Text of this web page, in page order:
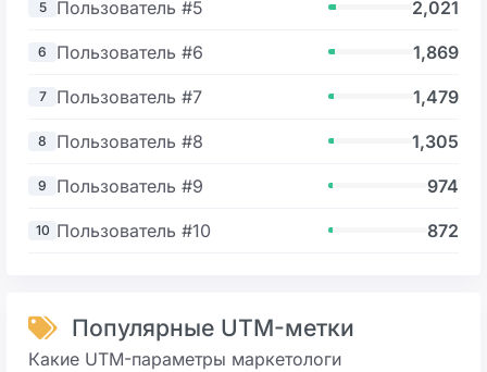
5 Пользователь #5 2,021
6 Пользователь #6 1,869
7 Пользователь #7 1,479
8 Пользователь #8 1,305
9 Пользователь #9 974
10 Пользователь #10 872
Популярные UTM-метки
Какие UTM-параметры маркетологи